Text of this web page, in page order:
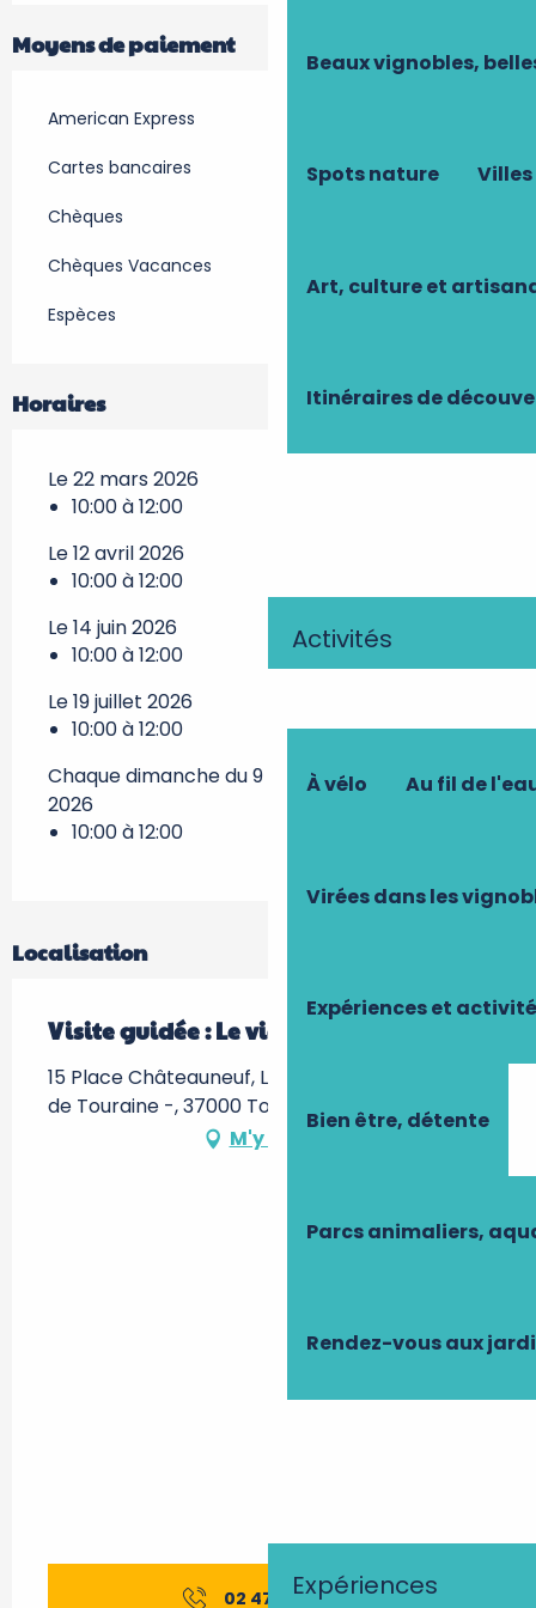
Beaux vignobles,
Spots nature
Art, culture et
Itinéraires de
Activités
À vélo Au fil de
Virées dans les
Expériences et
Bien être, détente
Parcs animaliers,
Rendez-vous aux
Expériences
Moyens de paiement
American Express
Cartes bancaires
Chèques
Chèques Vacances
Espèces
Horaires
Le 22 mars 2026
10:00 à 12:00
Le 12 avril 2026
10:00 à 12:00
Le 14 juin 2026
10:00 à 12:00
Le 19 juillet 2026
10:00 à 12:00
Chaque dimanche du 9 août 2026 au 23 août
2026
10:00 à 12:00
Localisation
Visite guidée : Le vieux Tours
15 Place Châteauneuf, Le Logis, Hôtel des Ducs
de Touraine -, 37000 Tours
M'y rendre
02 47 70 37▒▒